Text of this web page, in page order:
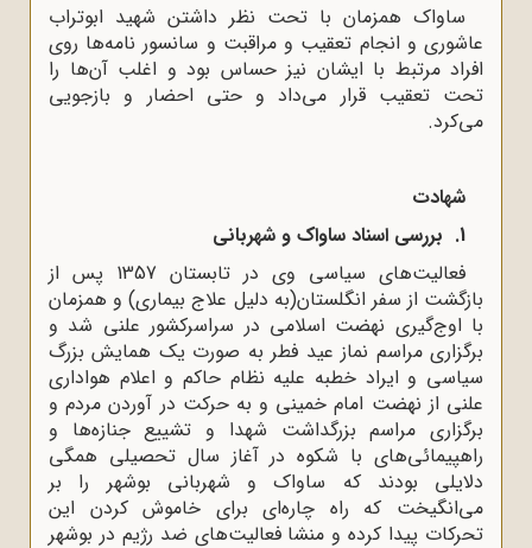
ساواک همزمان با تحت نظر داشتن شهید ابوتراب
عاشوری و انجام تعقیب و مراقبت و سانسور نامه‌ها روی
افراد مرتبط با ایشان نیز حساس بود و اغلب آن‌ها را
تحت تعقیب قرار می‌داد و حتی احضار و بازجویی
می‌کرد.
شهادت
1. بررسی اسناد ساواک و شهربانی
فعالیت‌های سیاسی وی در تابستان 1357 پس از
بازگشت از سفر انگلستان(به دلیل علاج بیماری) و همزمان
با اوج‌گیری نهضت اسلامی در سراسرکشور علنی شد و
برگزاری مراسم نماز عید فطر به صورت یک همایش بزرگ
سیاسی و ایراد خطبه علیه نظام حاکم و اعلام هواداری
علنی از نهضت امام خمینی و به حرکت در آوردن مردم و
برگزاری مراسم بزرگداشت شهدا و تشییع جنازه‌ها و
راهپیمائی‌های با شکوه در آغاز سال تحصیلی همگی
دلایلی بودند که ساواک و شهربانی بوشهر را بر
می‌انگیخت که راه چاره‌ای برای خاموش کردن این
تحرکات پیدا کرده و منشا فعالیت‌های ضد رژیم در بوشهر